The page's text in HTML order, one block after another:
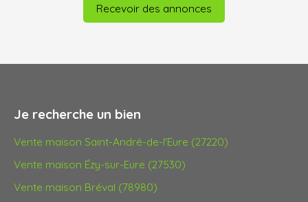
Recevoir des annonces
Je recherche un bien
Vente maison Saint-André-de-l'Eure (27220)
Vente maison Ézy-sur-Eure (27530)
Vente maison Bréval (78980)